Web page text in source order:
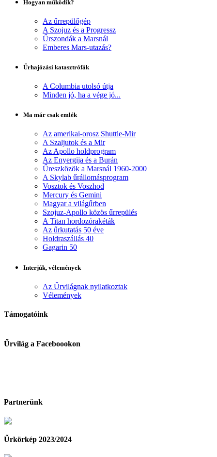
Hogyan működik?
Az űrrepülőgép
A Szojuz és a Progressz
Űrszondák a Marsnál
Emberes Mars-utazás?
Űrhajózási katasztrófák
A Columbia utolsó útja
Minden jó, ha a vége jó...
Ma már csak emlék
Az amerikai-orosz Shuttle-Mir
A Szaljutok és a Mir
Az Apollo holdprogram
Az Enyergija és a Burán
Űreszközök a Marsnál 1960-2000
A Skylab űrállomásprogram
Vosztok és Voszhod
Mercury és Gemini
Magyar a világűrben
Szojuz-Apollo közös űrrepülés
A Titan hordozórakéták
Az űrkutatás 50 éve
Holdraszállás 40
Gagarin 50
Interjúk, vélemények
Az Űrvilágnak nyilatkoztak
Vélemények
Támogatóink
Űrvilág a Faceboookon
Partnerünk
Űrkörkép 2023/2024